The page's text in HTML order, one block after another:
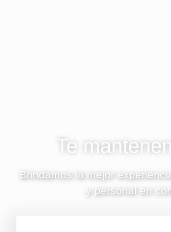
Te
Brindamos la mejor
y personal en